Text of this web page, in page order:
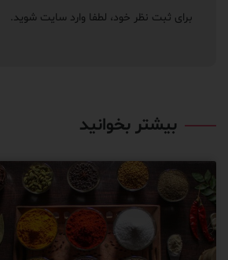
برای ثبت نظر خود، لطفا وارد سایت شوید.
بیشتر بخوانید